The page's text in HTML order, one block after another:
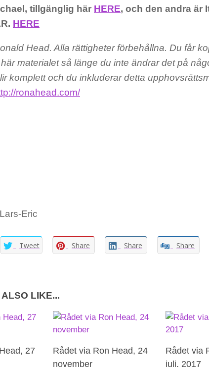
tillgänglig här HERE, och den andra är
HERE
Head. Alla rättigheter förbehållna. Du får
materialet så länge du inte ändrar det på
komplett och du inkluderar detta
ronahead.com/
Eric
Tweet Share Share Share
LIKE...
27
Rådet via Ron Head, 24
november
Rådet via
juli, 2017